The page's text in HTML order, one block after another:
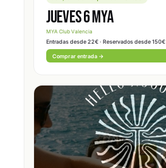
JUEVES 6 MYA
MYA Club Valencia
Entradas desde 22€ · Reservados desde 150€
Comprar entrada →